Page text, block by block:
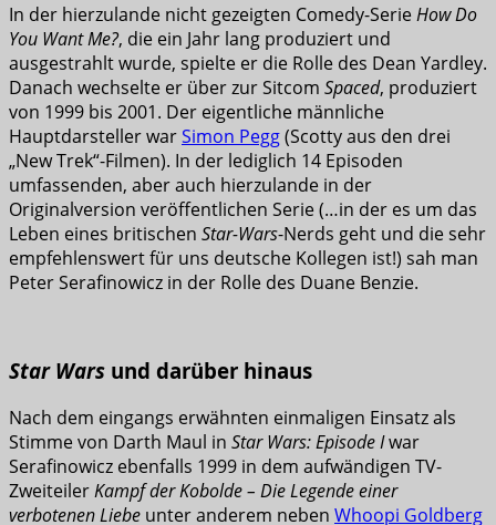
In der hierzulande nicht gezeigten Comedy-SerieHow Do
You Want Me?, die ein Jahr lang produziert und
ausgestrahlt wurde, spielte er die Rolle des Dean Yardley.
Danach wechselte er über zur Sitcom Spaced, produziert
von 1999 bis 2001. Der eigentliche männliche
Hauptdarsteller warSimon Pegg(Scotty aus den drei
„New Trek“-Filmen). In der lediglich 14 Episoden
umfassenden, aber auch hierzulande in der
Originalversion veröffentlichen Serie (…in der es um das
Leben eines britischen Star-Wars-Nerds geht und die sehr
empfehlenswert für uns deutsche Kollegen ist!) sah man
Peter Serafinowicz in der Rolle des Duane Benzie.
Star Wars und darüber hinaus
Nach dem eingangs erwähnten einmaligen Einsatz als
Stimme von Darth Maul in Star Wars: Episode Iwar
Serafinowicz ebenfalls 1999 in dem aufwändigen TV-
ZweiteilerKampf der Kobolde – Die Legende einer
verbotenen Liebe unter anderem neben Whoopi Goldberg